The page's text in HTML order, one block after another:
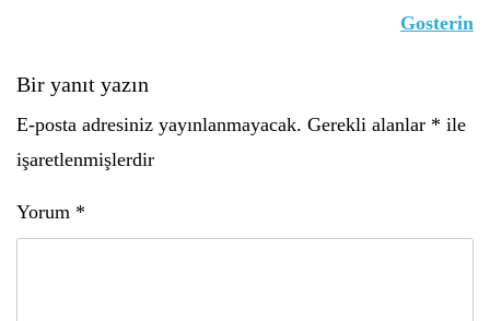
Gosterin
Bir yanıt yazın
E-posta adresiniz yayınlanmayacak. Gerekli alanlar * ile
işaretlenmişlerdir
Yorum *